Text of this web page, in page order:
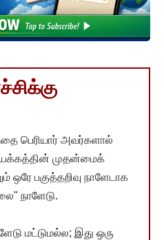
பெரியார் அவர்களால்
முதன்மைக்
ஒரே பகுத்தறிவு நாளேடாக
நாளேடு.
மட்டுமல்ல; இது ஒரு